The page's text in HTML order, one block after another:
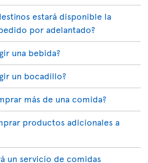
estará disponible la
por adelantado?
una bebida?
un bocadillo?
más de una comida?
productos adicionales a
un servicio de comidas